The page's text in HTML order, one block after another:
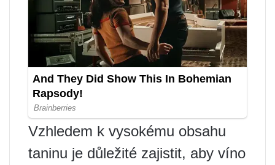
Vzhledem k vysokému obsahu
taninu je důležité zajistit, aby víno